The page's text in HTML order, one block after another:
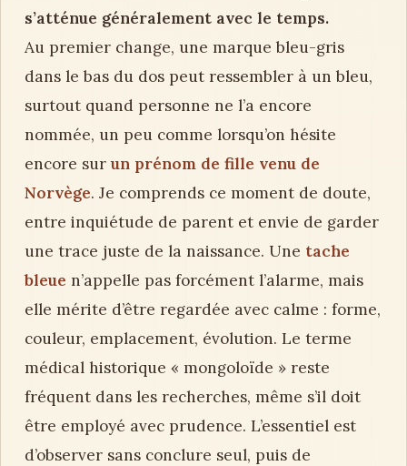
s’atténue généralement avec le temps.
Au premier change, une marque bleu-gris
dans le bas du dos peut ressembler à un bleu,
surtout quand personne ne l’a encore
nommée, un peu comme lorsqu’on hésite
encore surun prénom de fille venu de
Norvège. Je comprends ce moment de doute,
entre inquiétude de parent et envie de garder
une trace juste de la naissance. Une tache
bleue n’appelle pas forcément l’alarme, mais
elle mérite d’être regardée avec calme : forme,
couleur, emplacement, évolution. Le terme
médical historique « mongoloïde » reste
fréquent dans les recherches, même s’il doit
être employé avec prudence. L’essentiel est
d’observer sans conclure seul, puis de